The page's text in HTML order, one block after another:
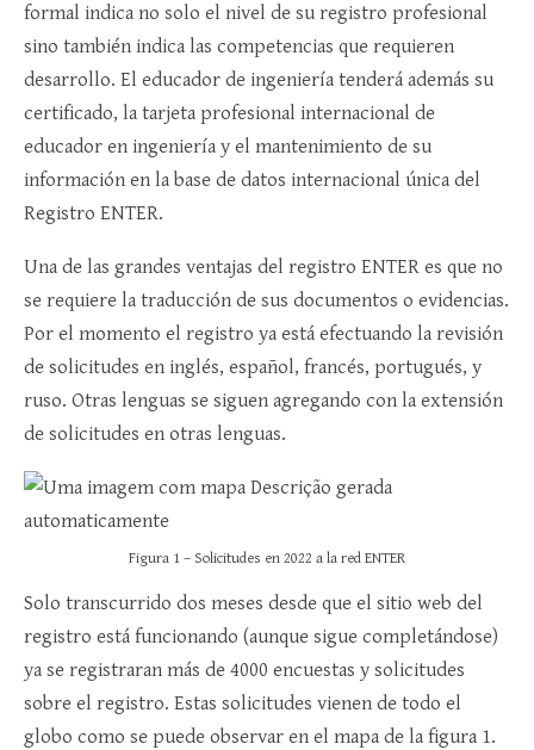
formal indica no solo el nivel de su registro profesional
sino también indica las competencias que requieren
desarrollo. El educador de ingeniería tenderá además su
certificado, la tarjeta profesional internacional de
educador en ingeniería y el mantenimiento de su
información en la base de datos internacional única del
Registro ENTER.
Una de las grandes ventajas del registro ENTER es que no
se requiere la traducción de sus documentos o evidencias.
Por el momento el registro ya está efectuando la revisión
de solicitudes en inglés, español, francés, portugués, y
ruso. Otras lenguas se siguen agregando con la extensión
de solicitudes en otras lenguas.
Figura 1 – Solicitudes en 2022 a la red ENTER
Solo transcurrido dos meses desde que el sitio web del
registro está funcionando (aunque sigue completándose)
ya se registraran más de 4000 encuestas y solicitudes
sobre el registro. Estas solicitudes vienen de todo el
globo como se puede observar en el mapa de la figura 1.